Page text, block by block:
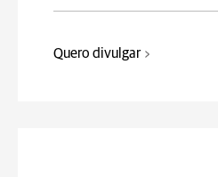
Quero divulgar